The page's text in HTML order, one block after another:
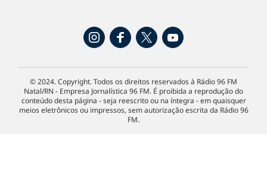
© 2024. Copyright. Todos os direitos reservados à Rádio 96 FM
Natal/RN - Empresa Jornalística 96 FM. É proibida a reprodução do
conteúdo desta página - seja reescrito ou na íntegra - em quaisquer
meios eletrônicos ou impressos, sem autorização escrita da Rádio 96
FM.